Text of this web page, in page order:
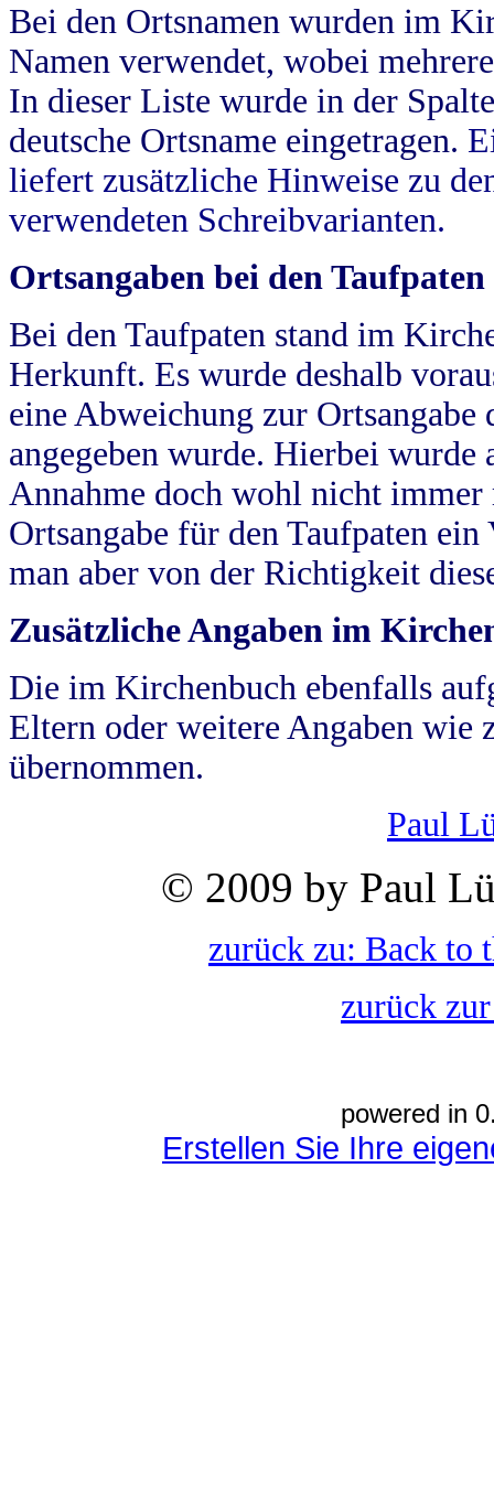
Bei den Ortsnamen wurden im
Namen verwendet, wobei
In dieser Liste wurde in der
deutsche Ortsname eingetragen.
liefert zusätzliche Hinweise zu
verwendeten Schreibvarianten.
Ortsangaben bei den Taufpaten
Bei den Taufpaten stand im
Herkunft. Es wurde deshalb
eine Abweichung zur
angegeben wurde. Hierbei wurde
Annahme doch wohl nicht
Ortsangabe für den Taufpaten
man aber von der Richtigkeit
Zusätzliche Angaben im
Die im Kirchenbuch ebenfalls
Eltern oder weitere Angaben wie
übernommen.
Paul
© 2009 by Paul
zurück zu: Back to
zurück
powered in
Erstellen Sie Ihre